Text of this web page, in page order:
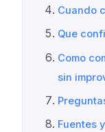
Cuando
Que
Como
sin
Fuentes